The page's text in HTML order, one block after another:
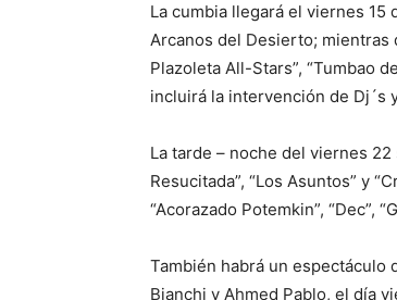
La cumbia llegará el viernes 15
Arcanos del Desierto; mientras
Plazoleta All-Stars”, “Tumbao
incluirá la intervención de Dj´s
La tarde – noche del viernes 22
Resucitada”, “Los Asuntos” y
“Acorazado Potemkin”, “Dec”,
También habrá un espectáculo
Bianchi y Ahmed Pablo, el día